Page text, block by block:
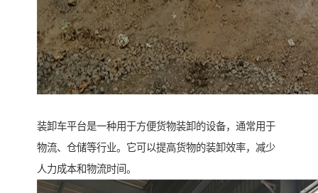
装卸车平台是一种用于方便货物装卸的设备，通常用于
物流、仓储等行业。它可以提高货物的装卸效率，减少
人力成本和物流时间。